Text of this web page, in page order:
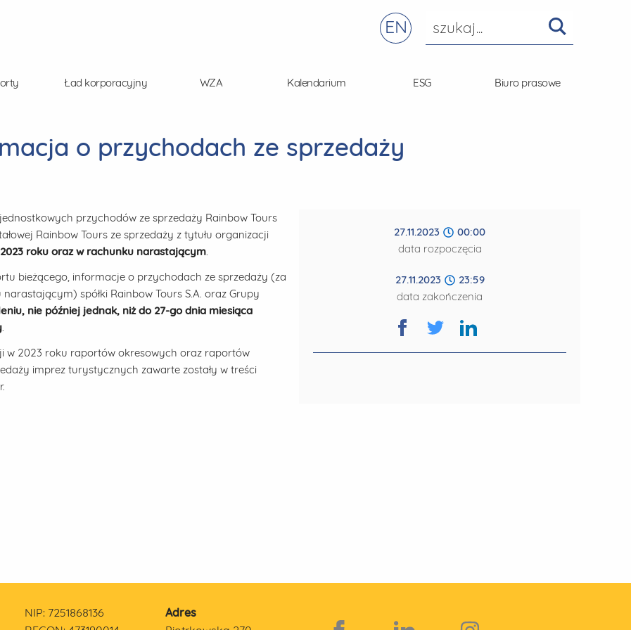
EN
Ład korporacyjny WZA Kalendarium ESG Biuro prasowe
o przychodach ze sprzedaży
przychodów ze sprzedaży Rainbow Tours
Rainbow Tours ze sprzedaży z tytułu organizacji
roku oraz w rachunku narastającym.
bieżącego, informacje o przychodach ze sprzedaży (za
spółki Rainbow Tours S.A. oraz Grupy
nie później jednak, niż do 27-go dnia miesiąca
.
w 2023 roku raportów okresowych oraz raportów
imprez turystycznych zawarte zostały w treści
27.11.2023
00:00
data rozpoczęcia
27.11.2023
23:59
data zakończenia
NIP: 7251868136
Adres